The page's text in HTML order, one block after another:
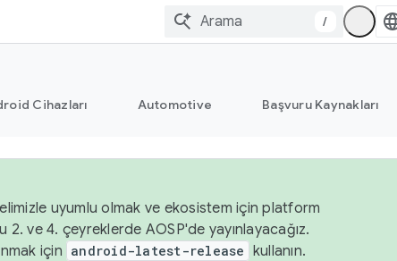
/
Cihazları Automotive Başvuru Kaynakları
uyumlu olmak ve ekosistem için platform
2. ve 4. çeyreklerde AOSP'de yayınlayacağız.
için android-latest-release kullanın.